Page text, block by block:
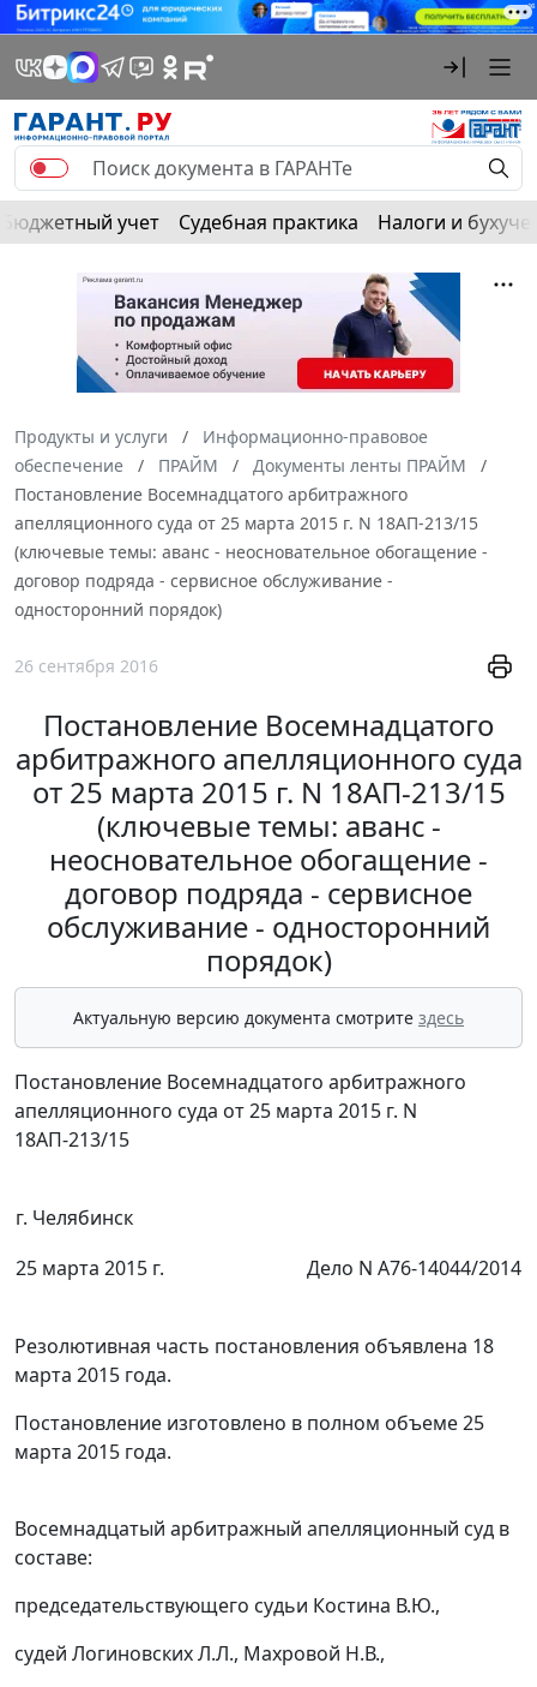
Бюджетный учет Судебная практика Налоги и
Продукты и услуги
Информационно-правовое
обеспечение
ПРАЙМ
Документы ленты ПРАЙМ
Постановление Восемнадцатого арбитражного
апелляционного суда от 25 марта 2015 г. N 18АП-213/15
(ключевые темы: аванс - неосновательное обогащение -
договор подряда - сервисное обслуживание -
односторонний порядок)
26 сентября 2016
Постановление Восемнадцатого
арбитражного апелляционного суда
от 25 марта 2015 г. N 18АП-213/15
(ключевые темы: аванс -
неосновательное обогащение -
договор подряда - сервисное
обслуживание - односторонний
порядок)
Актуальную версию документа смотрите здесь
Постановление Восемнадцатого арбитражного
апелляционного суда от 25 марта 2015 г. N
18АП-213/15
г. Челябинск
25 марта 2015 г.
Дело N А76-14044/2014
Резолютивная часть постановления объявлена 18
марта 2015 года.
Постановление изготовлено в полном объеме 25
марта 2015 года.
Восемнадцатый арбитражный апелляционный суд в
составе:
председательствующего судьи Костина В.Ю.,
судей Логиновских Л.Л., Махровой Н.В.,